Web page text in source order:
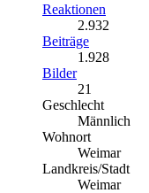
Reaktionen
2.932
Beiträge
1.928
Bilder
21
Geschlecht
Männlich
Wohnort
Weimar
Landkreis/Stadt
Weimar